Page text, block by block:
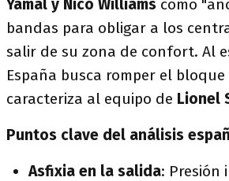
Yamal y Nico Williams como
bandas para obligar a los
salir de su zona de confort. Al
España busca romper el
caracteriza al equipo de Lionel
Puntos clave del análisis
Asfixia en la salida: Presión